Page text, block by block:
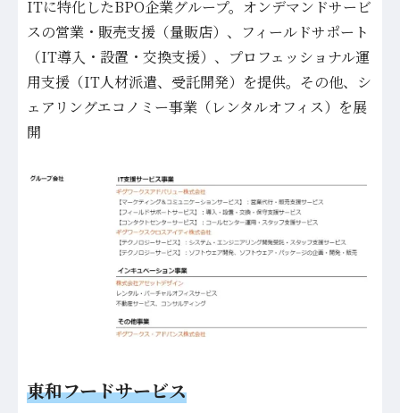
ITに特化したBPO企業グループ。オンデマンドサービ
スの営業・販売支援（量販店）、フィールドサポート
（IT導入・設置・交換支援）、プロフェッショナル運
用支援（IT人材派遣、受託開発）を提供。その他、シ
ェアリングエコノミー事業（レンタルオフィス）を展
開
東和フードサービス